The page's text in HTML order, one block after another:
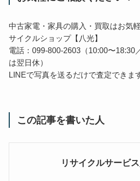
中古家電・家具の購入・買取はお気
サイクルショップ【八光】
電話：099-800-2603（10:00〜18:30
は翌日休）
LINEで写真を送るだけで査定できま
この記事を書いた人
リサイクルサービ